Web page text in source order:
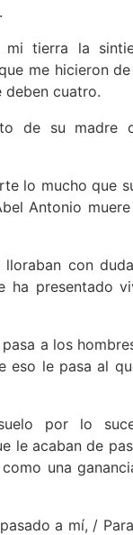
.
tierra la
me hicieron
deben cuatro.
de su madre
lo mucho que
Antonio
con
ha presentado
a los
eso le pasa al
por lo
le acaban de
una
a mí, /